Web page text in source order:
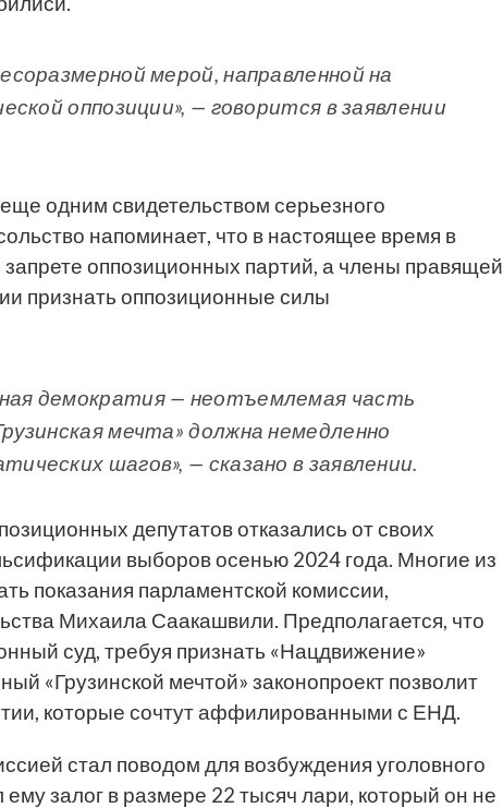
мерой, направленной на
оппозиции», — говорится в заявлении
одним свидетельством серьезного
напоминает, что в настоящее время в
оппозиционных партий, а члены правящей
признать оппозиционные силы
демократия — неотъемлемая часть
мечта» должна немедленно
шагов», — сказано в заявлении.
депутатов отказались от своих
выборов осенью 2024 года. Многие из
показания парламентской комиссии,
Михаила Саакашвили. Предполагается, что
суд, требуя признать «Нацдвижение»
«Грузинской мечтой» законопроект позволит
которые сочтут аффилированными с ЕНД.
стал поводом для возбуждения уголовного
залог в размере 22 тысяч лари, который он не